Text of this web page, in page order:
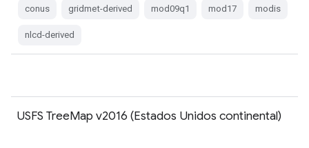
conus gridmet-derived mod09q1 mod17 modis
nlcd-derived
USFS TreeMap v2016 (Estados Unidos continental)